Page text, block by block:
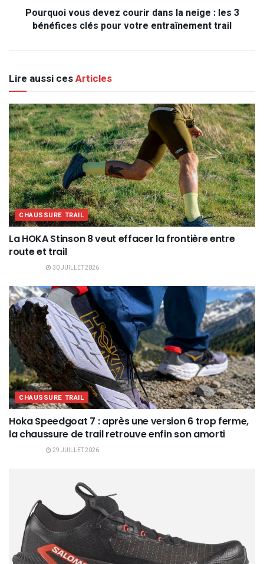
Pourquoi vous devez courir dans la neige : les 3
bénéfices clés pour votre entraînement trail
Lire aussi cesArticles
CHAUSSURE TRAIL
La HOKA Stinson 8 veut effacer la frontière entre
route et trail
30 JUILLET 2026
CHAUSSURE TRAIL
Hoka Speedgoat 7 : après une version 6 trop ferme,
la chaussure de trail retrouve enfin son amorti
29 JUILLET 2026